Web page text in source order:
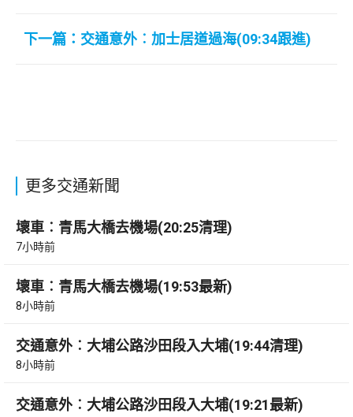
下一篇：交通意外︰加士居道過海(09:34跟進)
更多交通新聞
壞車︰青馬大橋去機場(20:25清理)
7小時前
壞車︰青馬大橋去機場(19:53最新)
8小時前
交通意外︰大埔公路沙田段入大埔(19:44清理)
8小時前
交通意外︰大埔公路沙田段入大埔(19:21最新)